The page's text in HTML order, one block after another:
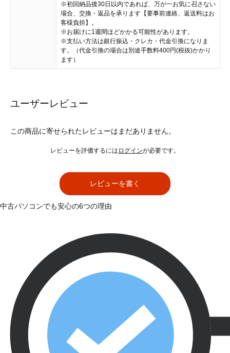
※初回納品後30日以内であれば、万が一お気に召さない
場合、交換・返品を承ります【要事前連絡、返送料はお
客様負担】。
※お届けに1週間ほどかかる可能性があります。
※支払い方法は銀行振込・クレカ・代金引換になりま
す。（代金引換の場合は別途手数料400円(税抜)かかり
ます）
ユーザーレビュー
この商品に寄せられたレビューはまだありません。
レビューを評価するには ログインが必要です。
レビューを書く
中古パソコンでも安心の6つの理由